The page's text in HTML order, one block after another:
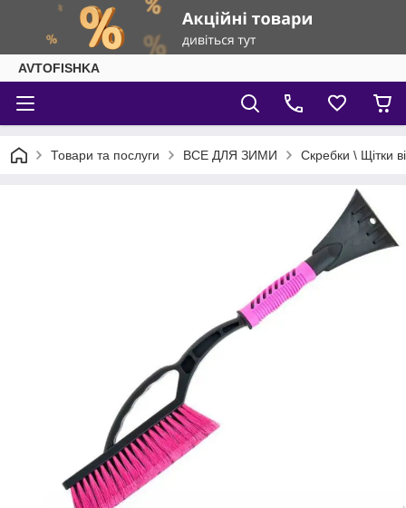
AVTOFISHKA
Товари та послуги ВСЕ ДЛЯ ЗИМИ Скребки \ Щітки